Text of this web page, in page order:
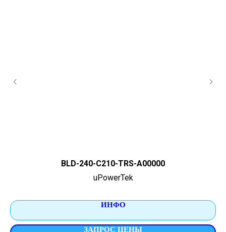
BLD-240-C210-TRS-A00000
uPowerTek
ИНФО
ЗАПРОС ЦЕНЫ